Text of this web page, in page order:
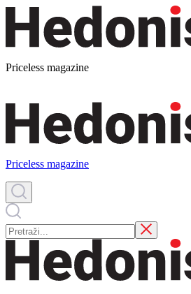
Priceless magazine
Priceless magazine